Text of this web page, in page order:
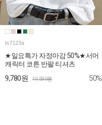
ts7123a
★일요특가 자정마감 50%★서머
캐릭터 코튼 반팔 티셔츠
9,780원 19,580원 50%